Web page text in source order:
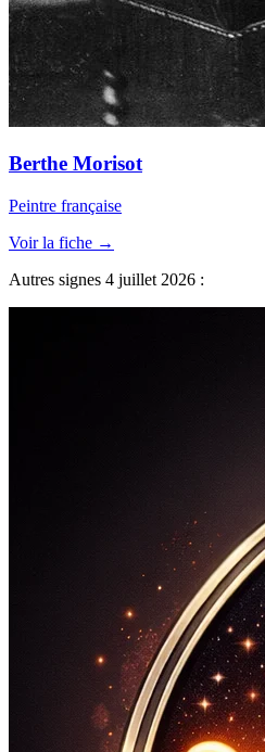
Berthe Morisot
Peintre française
Voir la fiche →
Autres signes 4 juillet 2026 :